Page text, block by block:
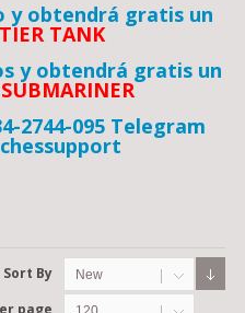
y obtendrá gratis un
TANK
y obtendrá gratis un
2744-095 Telegram
Sort By New
page